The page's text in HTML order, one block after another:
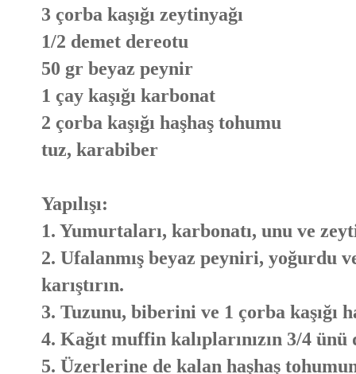
3 çorba kaşığı zeytinyağı
1/2 demet dereotu
50 gr beyaz peynir
1 çay kaşığı karbonat
2 çorba kaşığı haşhaş tohumu
tuz, karabiber
Yapılışı:
1. Yumurtaları, karbonatı, unu ve
2. Ufalanmış beyaz peyniri, yoğurdu
karıştırın.
3. Tuzunu, biberini ve 1 çorba kaşığı
4. Kağıt muffin kalıplarınızın 3/4
5. Üzerlerine de kalan haşhaş